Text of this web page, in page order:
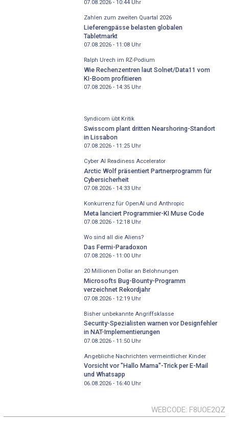
07.08.2026 - 10:44Uhr
Zahlen zum zweiten Quartal 2026
Lieferengpässe belasten globalen
Tabletmarkt
07.08.2026 - 11:08Uhr
Ralph Urech im RZ-Podium
Wie Rechenzentren laut Solnet/Data11 vom
KI-Boom profitieren
07.08.2026 - 14:35Uhr
Syndicom übt Kritik
Swisscom plant dritten Nearshoring-Standort
in Lissabon
07.08.2026 - 11:25Uhr
Cyber AI Readiness Accelerator
Arctic Wolf präsentiert Partnerprogramm für
Cybersicherheit
07.08.2026 - 14:33Uhr
Konkurrenz für OpenAI und Anthropic
Meta lanciert Programmier-KI Muse Code
07.08.2026 - 12:18Uhr
Wo sind all die Aliens?
Das Fermi-Paradoxon
07.08.2026 - 11:00Uhr
20 Millionen Dollar an Belohnungen
Microsofts Bug-Bounty-Programm
verzeichnet Rekordjahr
07.08.2026 - 12:19Uhr
Bisher unbekannte Angriffsklasse
Security-Spezialisten warnen vor Designfehler
in NAT-Implementierungen
07.08.2026 - 11:50Uhr
Angebliche Nachrichten vermeintlicher Kinder
Vorsicht vor "Hallo Mama"-Trick per E-Mail
und Whatsapp
06.08.2026 - 16:40Uhr
WEBCODE F8UOE2QZ